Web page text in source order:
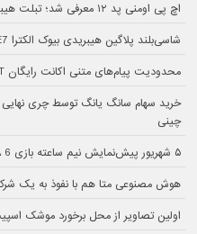
اچ پی اومنی پد ۱۲ معرفی شد؛ تبلت هیبریدی با قابلیت تبدیل به لپ‌تاپ
شاسی‌بلند پلاگین هیبریدی بیوک الکترا E7 با برد بیش از 1600 کیلومتر معرفی شد
محدودیت پیام‌های متنی اکانت رایگان ChatGPT برداشته شد!
خرید سهام سانگ‌ یانگ توسط چری نهایی
چینی
۵ شهریور پیش‌نمایش نیم ساعته بازی GTA 6 در نتفلیکس منتشر می‌شود!
هوش مصنوعی متا هم با نفوذ به یک
اولین تصاویر از محل برخورد موشک